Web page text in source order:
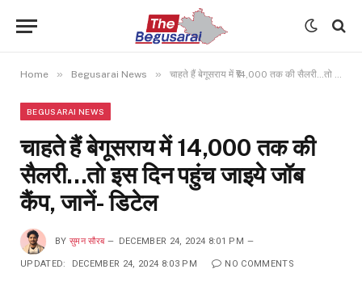
Home » Begusarai News » चाहते हैं बेगूसराय में ₹14,000 तक की सैलरी…तो इस दिन पहुंच जाइये जॉब कैंप, जानें- डिटेल
BEGUSARAI NEWS
चाहते हैं बेगूसराय में ₹14,000 तक की
सैलरी…तो इस दिन पहुंच जाइये जॉब
कैंप, जानें- डिटेल
BY सुमन सौरब DECEMBER 24, 2024 8:01 PM
UPDATED: DECEMBER 24, 2024 8:03 PM NO COMMENTS